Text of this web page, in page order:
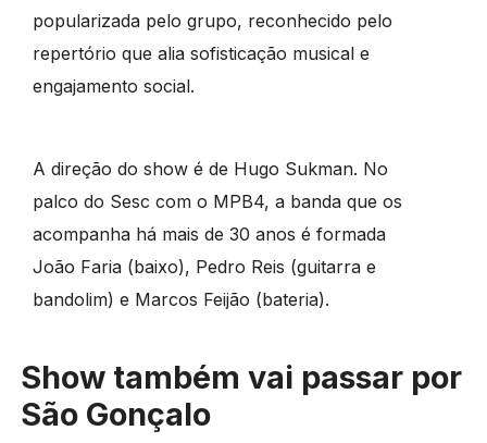
popularizada pelo grupo, reconhecido pelo
repertório que alia sofisticação musical e
engajamento social.
A direção do show é de Hugo Sukman. No
palco do Sesc com o MPB4, a banda que os
acompanha há mais de 30 anos é formada
João Faria (baixo), Pedro Reis (guitarra e
bandolim) e Marcos Feijão (bateria).
Show também vai passar por
São Gonçalo